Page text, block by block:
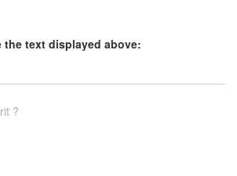
the text displayed above:
?